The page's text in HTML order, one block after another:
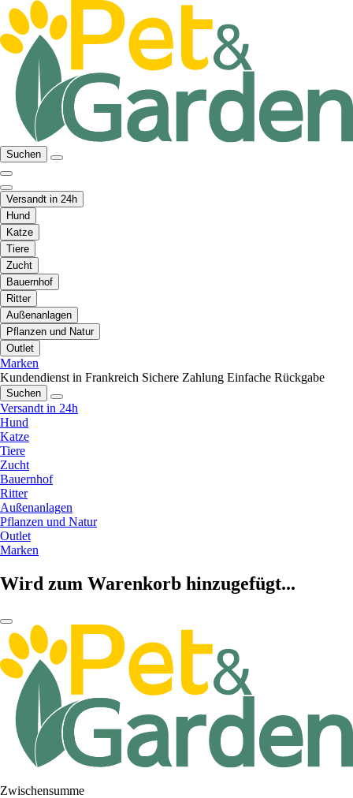
Suchen
Versandt in 24h
Hund
Katze
Tiere
Zucht
Bauernhof
Ritter
Außenanlagen
Pflanzen und Natur
Outlet
Marken
Kundendienst in Frankreich Sichere Zahlung Einfache Rückgabe
Suchen
Versandt in 24h
Hund
Katze
Tiere
Zucht
Bauernhof
Ritter
Außenanlagen
Pflanzen und Natur
Outlet
Marken
Wird zum Warenkorb hinzugefügt...
Zwischensumme